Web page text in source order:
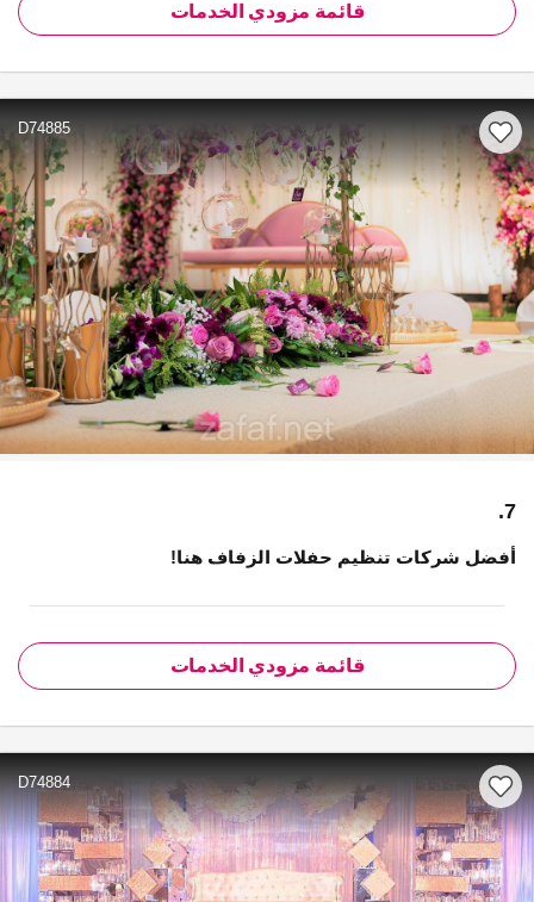
قائمة مزودي الخدمات
D74885
7.
أفضل شركات تنظيم حفلات الزفاف هنا!
قائمة مزودي الخدمات
D74884